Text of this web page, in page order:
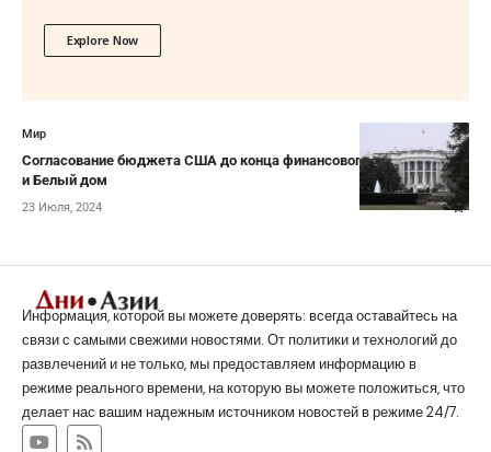
Explore Now
Мир
Согласование бюджета США до конца финансового года: конгресс
и Белый дом
23 Июля, 2024
Информация, которой вы можете доверять: всегда оставайтесь на
связи с самыми свежими новостями. От политики и технологий до
развлечений и не только, мы предоставляем информацию в
режиме реального времени, на которую вы можете положиться, что
делает нас вашим надежным источником новостей в режиме 24/7.